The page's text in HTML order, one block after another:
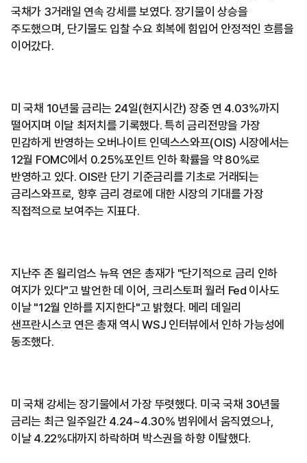
국채가 3거래일 연속 강세를 보였다. 장기물이 상승을
주도했으며, 단기물도 입찰 수요 회복에 힘입어 안정적인 흐름을
이어갔다.
미 국채 10년물 금리는 24일(현지시간) 장중 연 4.03%까지
떨어지며 이달 최저치를 기록했다. 특히 금리전망을 가장
민감하게 반영하는 오버나이트 인덱스스와프(OIS) 시장에서는
12월 FOMC에서 0.25%포인트 인하 확률을 약 80%로
반영하고 있다. OIS란 단기 기준금리를 기초로 거래되는
금리스와프로, 향후 금리 경로에 대한 시장의 기대를 가장
직접적으로 보여주는 지표다.
지난주 존 윌리엄스 뉴욕 연은 총재가 "단기적으로 금리 인하
여지가 있다"고 발언한 데 이어, 크리스토퍼 월러 Fed 이사도
이날 "12월 인하를 지지한다"고 밝혔다. 메리 데일리
샌프란시스코 연은 총재 역시 WSJ 인터뷰에서 인하 가능성에
동조했다.
미 국채 강세는 장기물에서 가장 뚜렷했다. 미국 국채 30년물
금리는 최근 일주일간 4.24~4.30% 범위에서 움직였으나,
이날 4.22%대까지 하락하며 박스권을 하향 이탈했다.